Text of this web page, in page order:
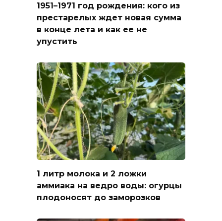
1951–1971 год рождения: кого из
престарелых ждет новая сумма
в конце лета и как ее не
упустить
1 литр молока и 2 ложки
аммиака на ведро воды: огурцы
плодоносят до заморозков